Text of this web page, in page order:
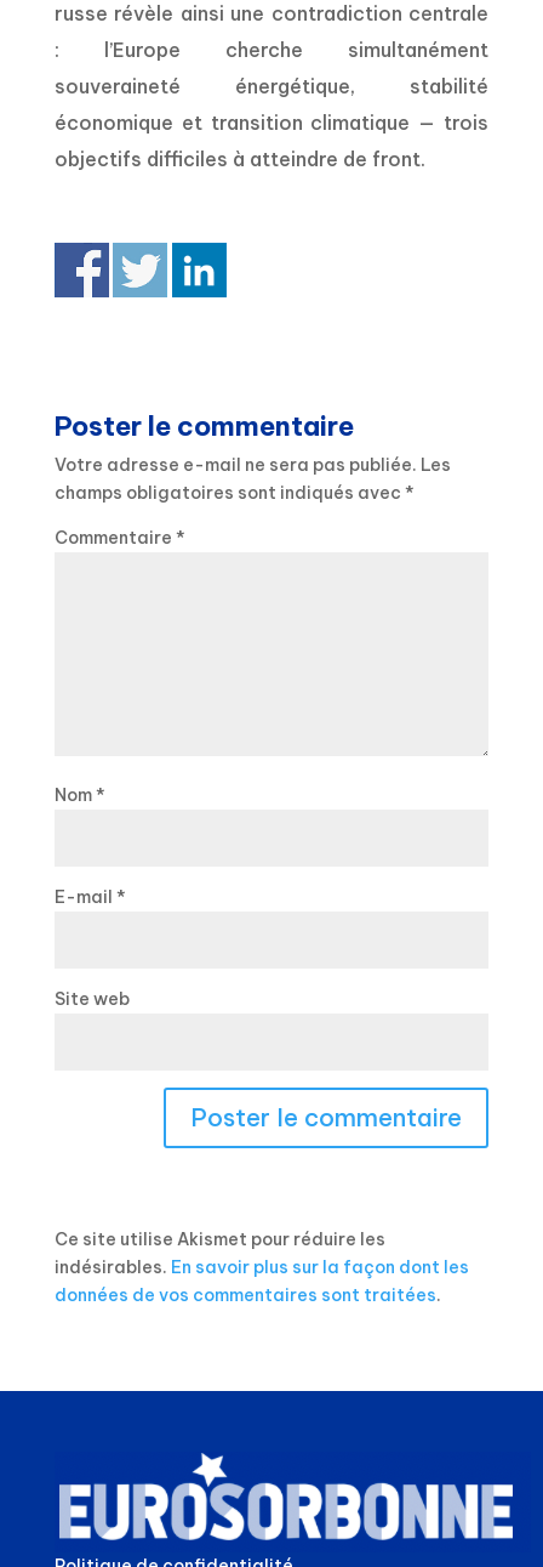
russe révèle ainsi une contradiction centrale
: l’Europe cherche simultanément
souveraineté énergétique, stabilité
économique et transition climatique — trois
objectifs difficiles à atteindre de front.
Poster le commentaire
Votre adresse e-mail ne sera pas publiée. Les
champs obligatoires sont indiqués avec *
Commentaire *
Nom*
E-mail *
Site web
Ce site utilise Akismet pour réduire les
indésirables. En savoir plus sur la façon dont les
données de vos commentaires sont traitées.